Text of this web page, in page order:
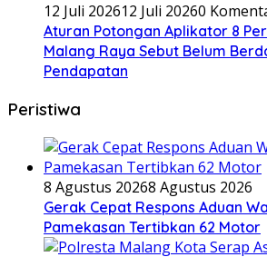
12 Juli 202612 Juli 20260
Aturan Potongan Aplikator 8
Malang Raya Sebut Belum
Pendapatan
Peristiwa
8 Agustus 20268 Agustus 2026
Gerak Cepat Respons Aduan
Pamekasan Tertibkan 62 Motor